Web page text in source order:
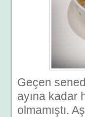
Geçen
ayına kadar
olmamıştı.